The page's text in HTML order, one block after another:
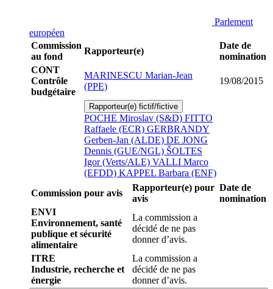
Parlement
européen
Commission
au fond
Rapporteur(e)
Date de
nomination
CONT
Contrôle
budgétaire
MARINESCU Marian-Jean
(PPE)
19/08/2015
Rapporteur(e) fictif/fictive
POCHE Miroslav (S&D) FITTO
Raffaele (ECR) GERBRANDY
Gerben-Jan (ALDE) DE JONG
Dennis (GUE/NGL) ŠOLTES
Igor (Verts/ALE) VALLI Marco
(EFDD) KAPPEL Barbara (ENF)
Commission pour avis
Rapporteur(e) pour
avis
Date de
nomination
ENVI
Environnement, santé
publique et sécurité
alimentaire
La commission a
décidé de ne pas
donner d’avis.
ITRE
Industrie, recherche et
énergie
La commission a
décidé de ne pas
donner d’avis.